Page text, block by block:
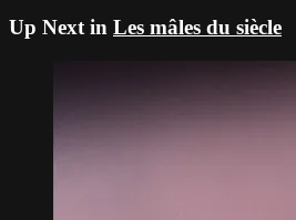
Up Next in Les mâles du siècle